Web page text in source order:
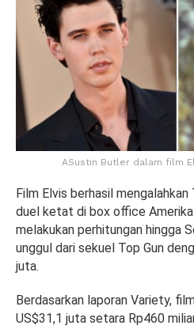
ASustin Butler dalam film
Film Elvis berhasil
duel ketat di box office
melakukan perhitungan hingga
unggul dari sekuel Top Gun
juta.
Berdasarkan laporan Variety,
US$31,1 juta setara Rp460